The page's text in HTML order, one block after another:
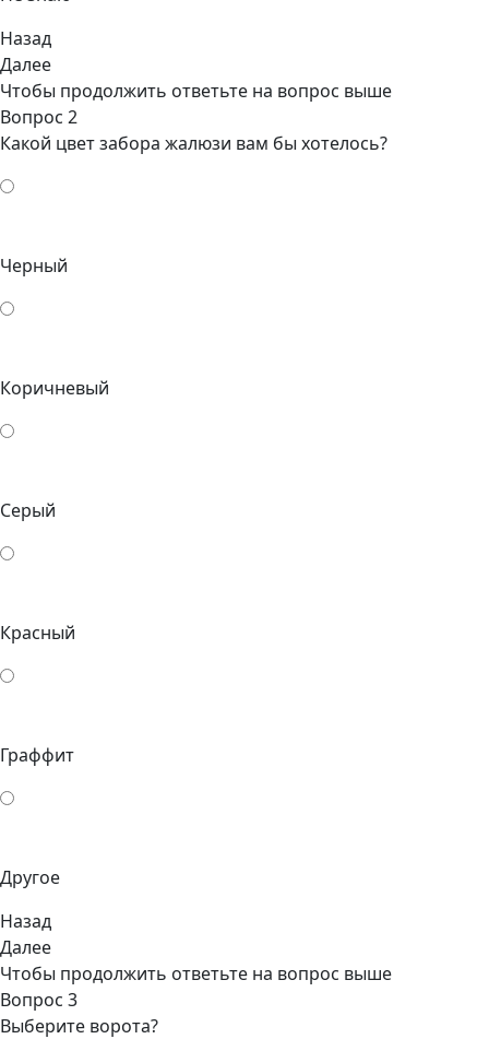
Назад
Далее
Чтобы продолжить ответьте на вопрос выше
Вопрос 2
Какой цвет забора жалюзи вам бы хотелось?
Черный
Коричневый
Серый
Красный
Граффит
Другое
Назад
Далее
Чтобы продолжить ответьте на вопрос выше
Вопрос 3
Выберите ворота?